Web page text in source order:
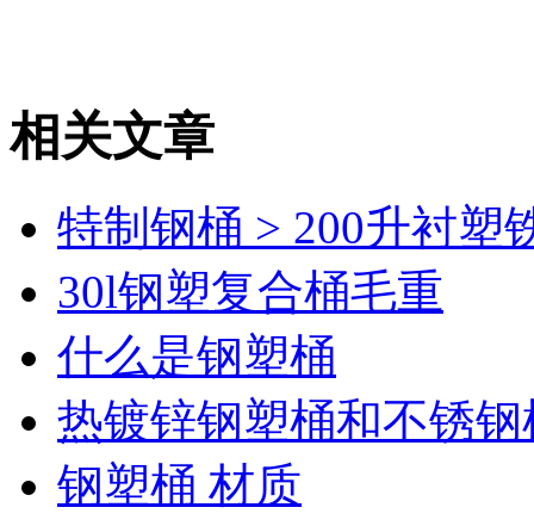
相关文章
特制钢桶 > 200升衬塑
30l钢塑复合桶毛重
什么是钢塑桶
热镀锌钢塑桶和不锈
钢塑桶 材质